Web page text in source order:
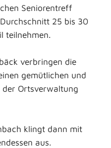
Seniorentreff
25 bis 30
teilnehmen.
verbringen die
gemütlichen und
Ortsverwaltung
klingt dann mit
aus.